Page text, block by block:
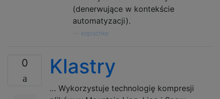
(denerwujące w kontekście
automatyzacji).
kopischke
0 Klastry
… Wykorzystuje technologię kompresji